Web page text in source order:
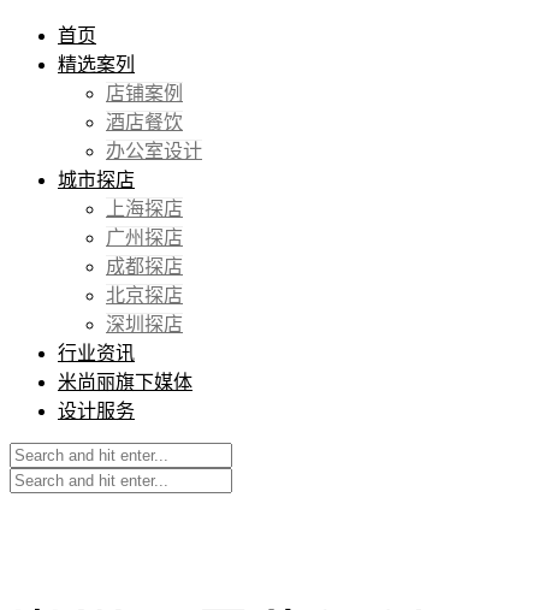
首页
精选案列
店铺案例
酒店餐饮
办公室设计
城市探店
上海探店
广州探店
成都探店
北京探店
深圳探店
行业资讯
米尚丽旗下媒体
设计服务